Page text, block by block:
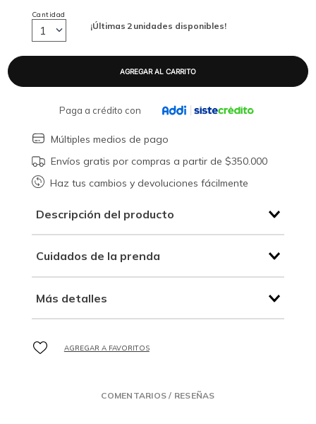
¡Últimas 2 unidades disponibles!
Cantidad
1
Paga a crédito con
Múltiples medios de pago
Envíos gratis por compras a partir de $350.000
Haz tus cambios y devoluciones fácilmente
Descripción del producto
Cuidados de la prenda
Más detalles
COMENTARIOS / RESEÑAS